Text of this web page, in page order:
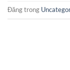
Đăng trong